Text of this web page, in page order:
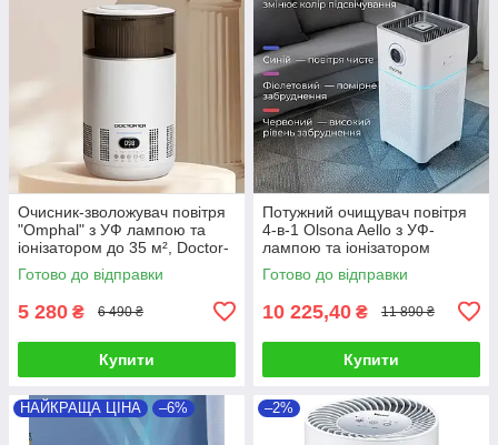
Очисник-зволожувач повітря
"Omphal" з УФ лампою та
іонізатором до 35 м², Doctor-
101
Готово до відправки
5 280 ₴ 6 490 ₴
Купити
Потужний очищувач повітря
4-в-1 Olsona Aello з УФ-
лампою та іонізатором
Готово до відправки
10 225,40 ₴ 11 890 ₴
Купити
НАЙКРАЩА ЦІНА –6% –2%